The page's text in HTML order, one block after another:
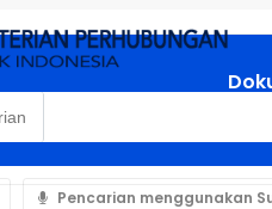
Pencarian menggunakan